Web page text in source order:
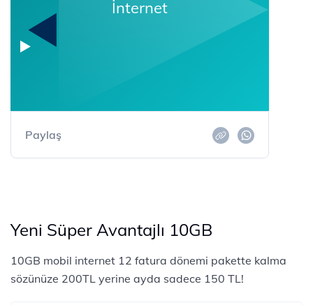
İnternet
Paylaş
Yeni Süper Avantajlı 10GB
10GB mobil internet 12 fatura dönemi pakette kalma
sözünüze 200TL yerine ayda sadece 150 TL!